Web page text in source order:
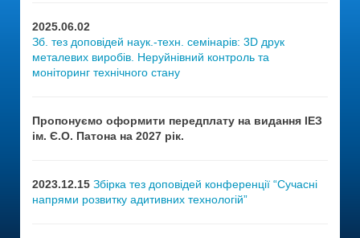
2025.06.02
Зб. тез доповідей наук.-техн. семінарів: 3D друк
металевих виробів. Неруйнівний контроль та
моніторинг технічного стану
Пропонуємо оформити передплату на видання ІЕЗ
ім. Є.О. Патона на 2027 рік.
2023.12.15 Збірка тез доповідей конференції “Сучасні
напрями розвитку адитивних технологій”